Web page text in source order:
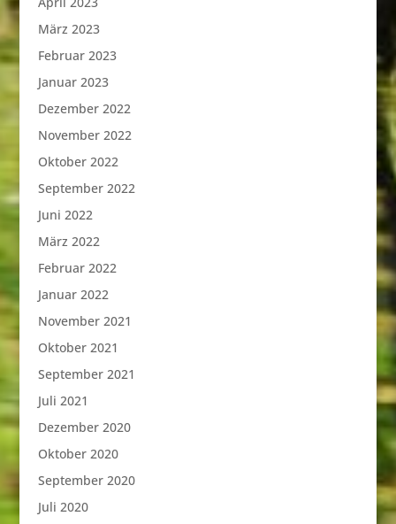
März 2023
Februar 2023
Januar 2023
Dezember 2022
November 2022
Oktober 2022
September 2022
Juni 2022
März 2022
Februar 2022
Januar 2022
November 2021
Oktober 2021
September 2021
Juli 2021
Dezember 2020
Oktober 2020
September 2020
Juli 2020